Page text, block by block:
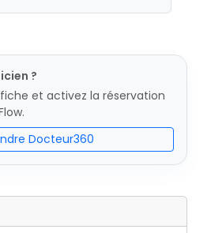
?
et activez la réservation
Docteur360